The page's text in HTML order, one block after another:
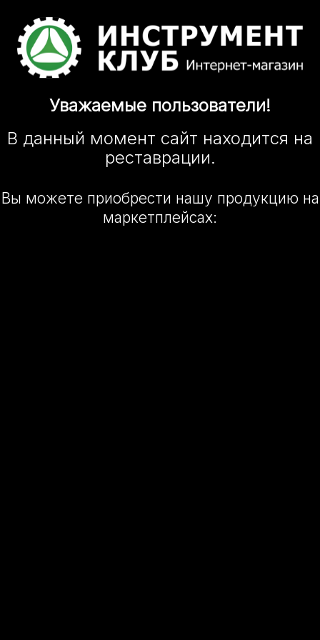
Уважаемые пользователи!
В данный момент сайт находится на
реставрации.
Вы можете приобрести нашу продукцию на
маркетплейсах: